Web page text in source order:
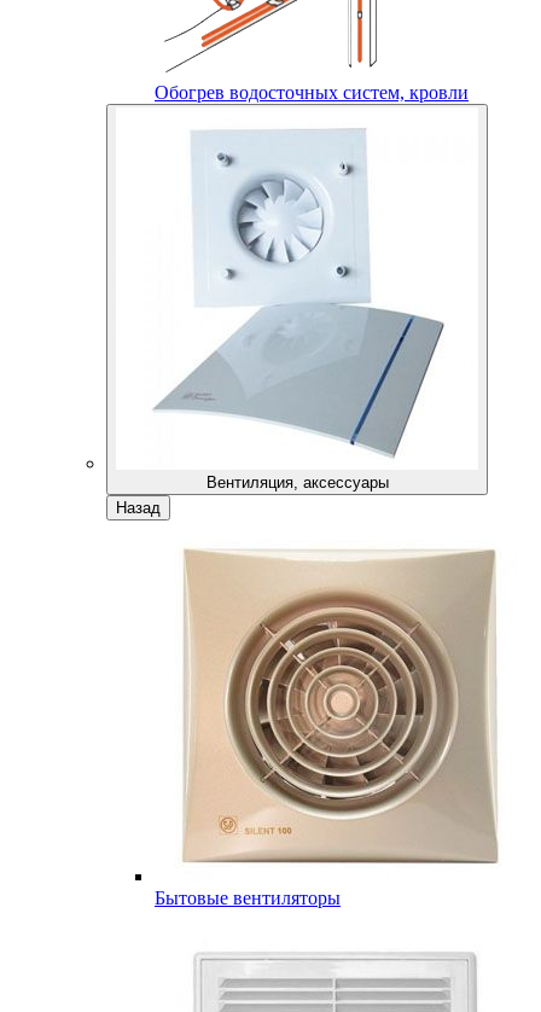
Обогрев водосточных систем, кровли
Вентиляция, аксессуары
Назад
Бытовые вентиляторы